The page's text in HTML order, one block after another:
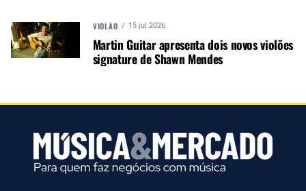
NÃO PERCA
Lojista: Toda Música renova instalações e oferece espaço de
VIOLÃO 15 jul 2026
Martin Guitar apresenta dois novos violões
signature de Shawn Mendes